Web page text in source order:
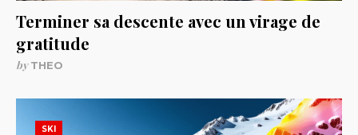
Terminer sa descente avec un virage de
gratitude
byTHEO
SKI